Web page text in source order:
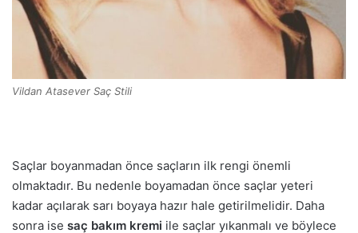
Vildan Atasever Saç Stili
Saçlar boyanmadan önce saçların ilk rengi önemli
olmaktadır. Bu nedenle boyamadan önce saçlar yeteri
kadar açılarak sarı boyaya hazır hale getirilmelidir. Daha
sonra ise saç bakım kremi ile saçlar yıkanmalı ve böylece